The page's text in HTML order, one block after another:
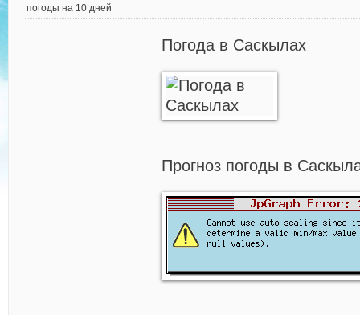
погоды на 10 дней
Погода в Саскылах
Прогноз погоды в